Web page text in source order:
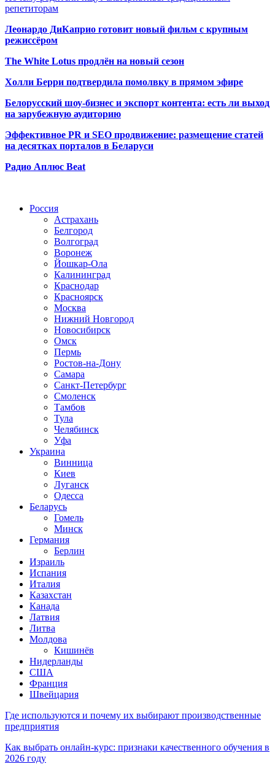
репетиторам
Леонардо ДиКаприо готовит новый фильм с крупным
режиссёром
The White Lotus продлён на новый сезон
Холли Берри подтвердила помолвку в прямом эфире
Белорусский шоу-бизнес и экспорт контента: есть ли выход
на зарубежную аудиторию
Эффективное PR и SEO продвижение: размещение статей
на десятках порталов в Беларуси
Радио Аплюс Beat
Россия
Астрахань
Белгород
Волгоград
Воронеж
Йошкар-Ола
Калининград
Краснодар
Красноярск
Москва
Нижний Новгород
Новосибирск
Омск
Пермь
Ростов-на-Дону
Самара
Санкт-Петербург
Смоленск
Тамбов
Тула
Челябинск
Уфа
Украина
Винница
Киев
Луганск
Одесса
Беларусь
Гомель
Минск
Германия
Берлин
Израиль
Испания
Италия
Казахстан
Канада
Латвия
Литва
Молдова
Кишинёв
Нидерланды
США
Франция
Швейцария
Где используются и почему их выбирают производственные
предприятия
Как выбрать онлайн-курс: признаки качественного обучения в
2026 году